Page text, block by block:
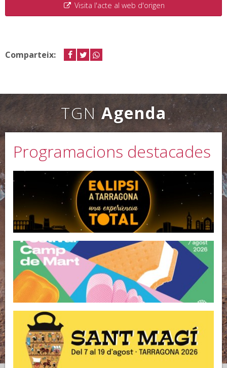
Visita l'acte al web d'origen
Comparteix: facebook
twitter
TGN Agenda
Programacions destacades